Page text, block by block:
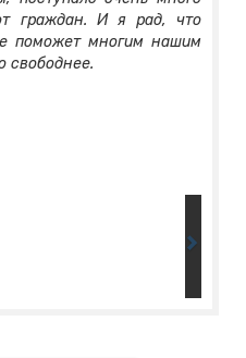
граждан. И я рад, что
поможет многим нашим
свободнее.